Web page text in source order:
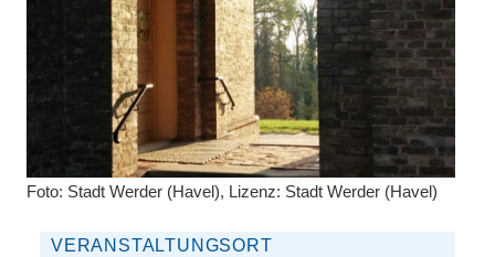
Foto: Stadt Werder (Havel), Lizenz: Stadt Werder (Havel)
VERANSTALTUNGSORT